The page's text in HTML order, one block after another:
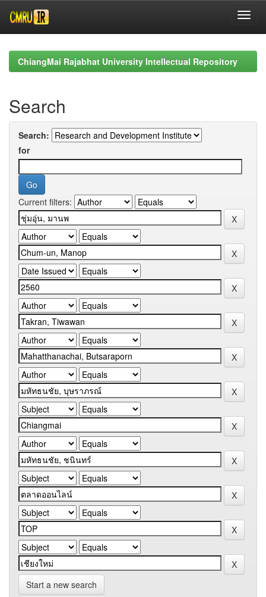
navigationChiangMai Rajabhat University Intellectual Repository
Search
Search:
for
Current filters:
Start a new search